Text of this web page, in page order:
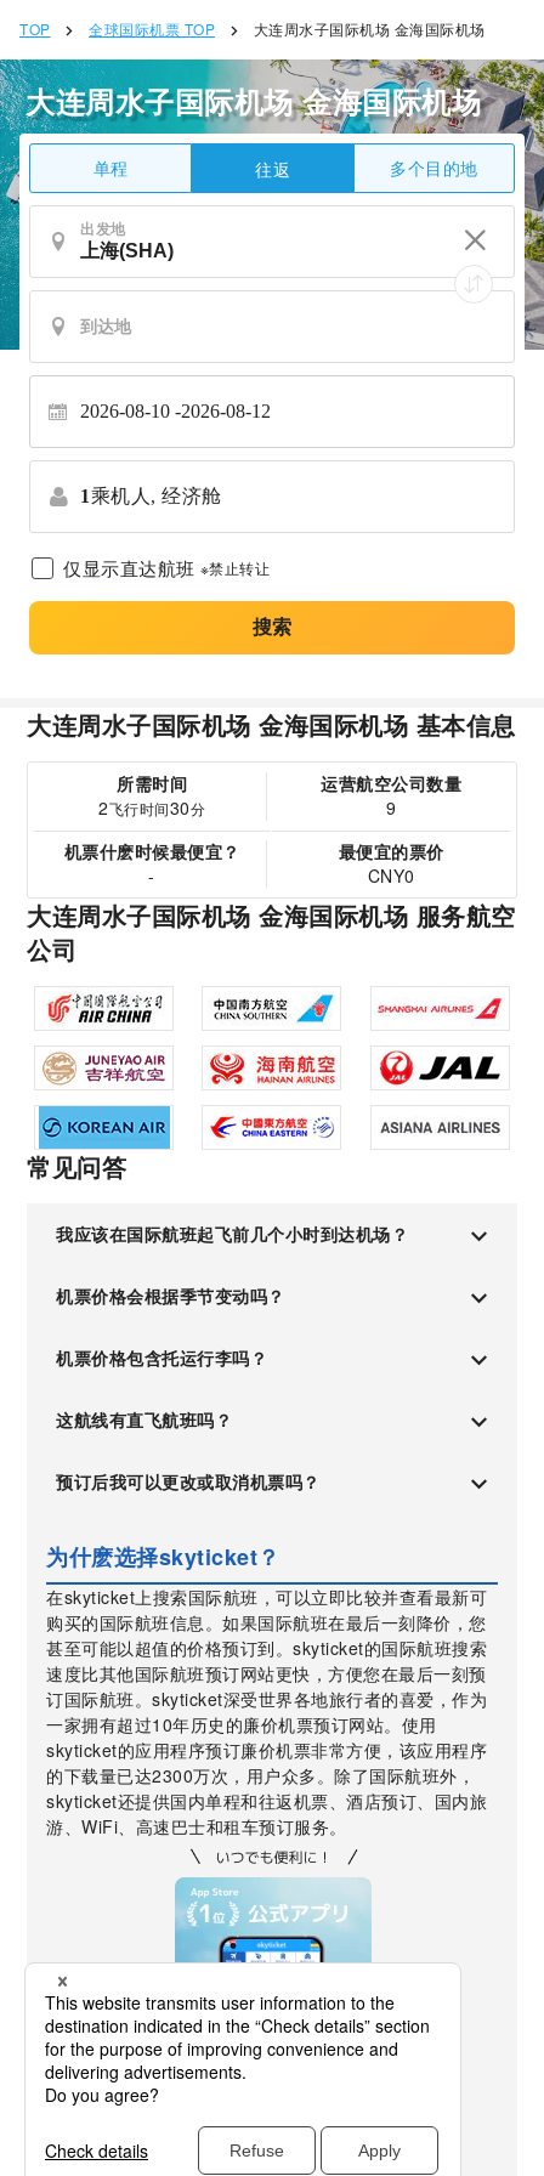
TOP 全球国际机票 TOP 大连周水子国际机场 金海国际机场
大连周水子国际机场 金海国际机场
单程 往返 多个目的地
出发地
2026-08-10 2026-08-12
1乘机人, 经济舱
仅显示直达航班 ※禁止转让
搜索
大连周水子国际机场 金海国际机场 基本信息
所需时间
2飞行时间30分
运营航空公司数量
9
机票什麽时候最便宜？
-
最便宜的票价
CNY0
大连周水子国际机场 金海国际机场 服务航空
公司
常见问答
我应该在国际航班起飞前几个小时到达机场？
机票价格会根据季节变动吗？
机票价格包含托运行李吗？
这航线有直飞航班吗？
预订后我可以更改或取消机票吗？
为什麽选择skyticket？
在skyticket上搜索国际航班，可以立即比较并查看最新可
购买的国际航班信息。如果国际航班在最后一刻降价，您
甚至可能以超值的价格预订到。skyticket的国际航班搜索
速度比其他国际航班预订网站更快，方便您在最后一刻预
订国际航班。skyticket深受世界各地旅行者的喜爱，作为
一家拥有超过10年历史的廉价机票预订网站。使用
skyticket的应用程序预订廉价机票非常方便，该应用程序
的下载量已达2300万次，用户众多。除了国际航班外，
skyticket还提供国内单程和往返机票、酒店预订、国内旅
游、WiFi、高速巴士和租车预订服务。